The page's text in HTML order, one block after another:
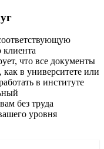
что все документы
в университете или
в институте
без труда
уровня